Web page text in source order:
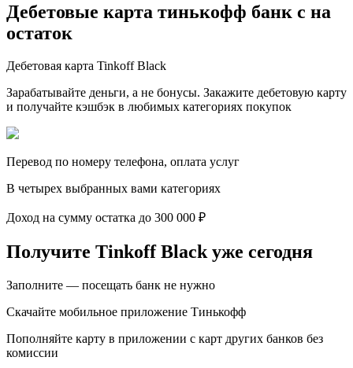
Дебетовые карта тинькофф банк с на
остаток
Дебетовая карта Tinkoff Black
Зарабатывайте деньги, а не бонусы. Закажите дебетовую карту
и получайте кэшбэк в любимых категориях покупок
Перевод по номеру телефона, оплата услуг
В четырех выбранных вами категориях
Доход на сумму остатка до 300 000 ₽
Получите Tinkoff Black уже сегодня
Заполните — посещать банк не нужно
Скачайте мобильное приложение Тинькофф
Пополняйте карту в приложении с карт других банков без
комиссии